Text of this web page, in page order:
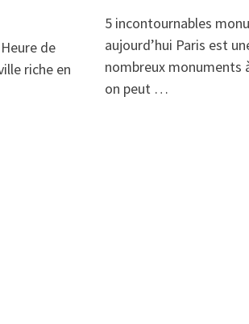
de
riche en
5 incontournables
aujourd’hui Paris est
nombreux monuments
on peut …